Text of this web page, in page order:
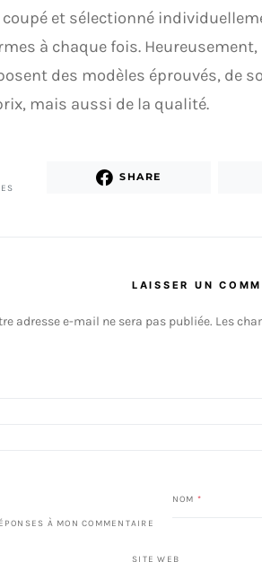
coupé et sélectionné
à chaque fois.
des modèles éprouvés, de
mais aussi de la qualité.
SHARE
LAISSER UN
adresse e-mail ne sera pas publiée. Les
À MON COMMENTAIRE
NOM *
SITE WEB